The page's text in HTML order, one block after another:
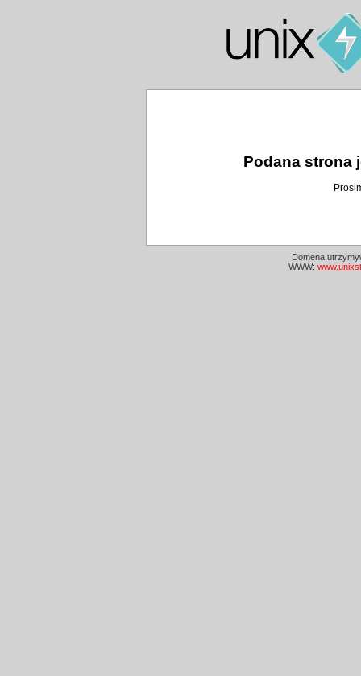
Podana strona
Domena
WWW: